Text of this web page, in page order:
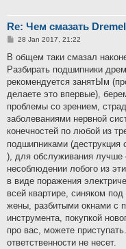
Re: Чем смазать
P
s
28 Jan 2017, 21:22
В общем таки смазал
Разбирать подшипники
рекомендуется занятЫм
делаете это впервые),
проблемы со зрением,
заболеваниями нервной
конечностей по любой из
подшипниками (деструкция
), для обслуживания
несоблюдении лобого из
в виде поражения
всей квартире, синяком
жены, разбитыми окнами с
инструмента, покупкой
про вас, можете
ответственности не несет.